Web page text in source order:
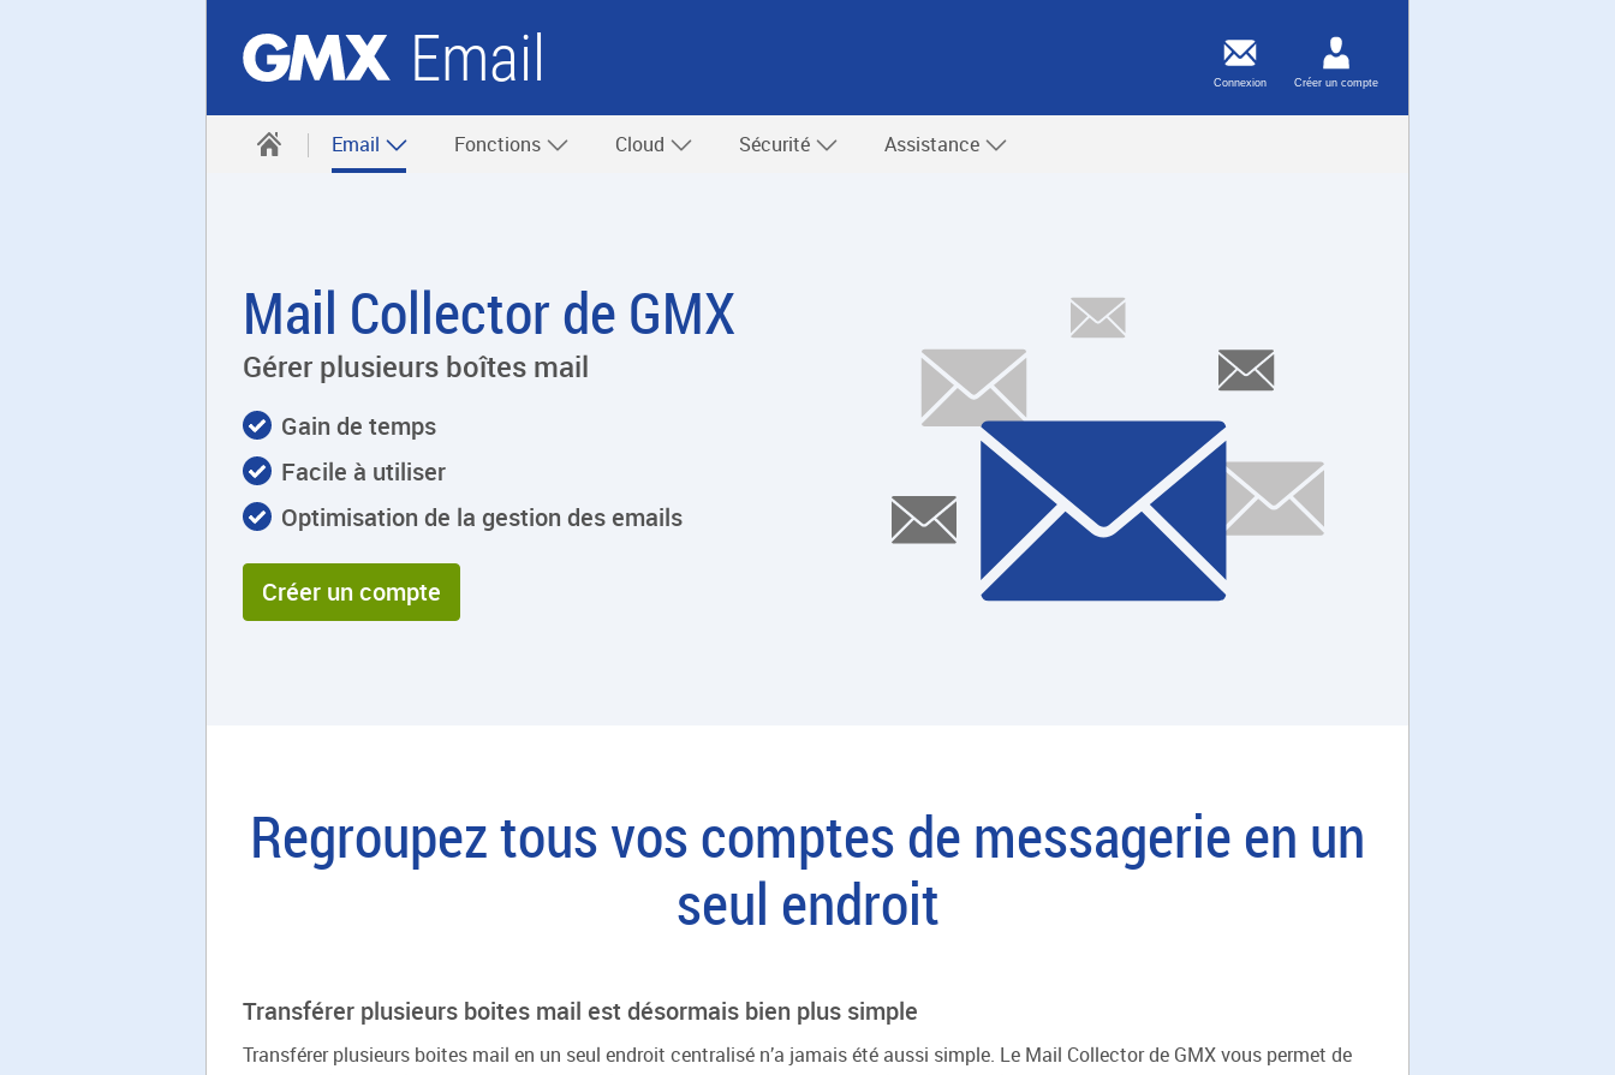
Email
Email Fonctions Cloud Sécurité Assistance
Mail Collector de GMX
Gérer plusieurs boîtes mail
Gain de temps
Facile à utiliser
Optimisation de la gestion des emails
Créer un compte
Regroupez tous vos comptes de messagerie en un
seul endroit
Transférer plusieurs boites mail est désormais bien plus simple
Transférer plusieurs boites mail en un seul endroit centralisé n’a jamais été aussi simple. Le Mail Collector de GMX vous permet de